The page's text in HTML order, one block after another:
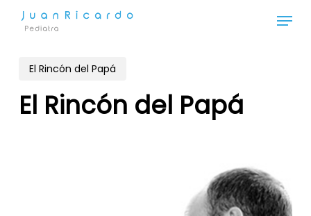
content
Menu
El Rincón del Papá
El Rincón del Papá